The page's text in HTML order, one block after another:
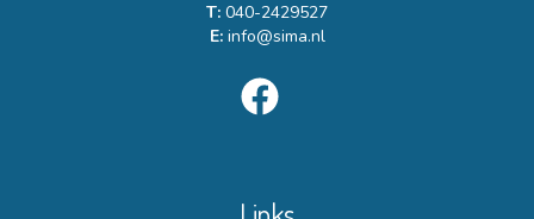
T: 040-2429527
E: info@sima.nl